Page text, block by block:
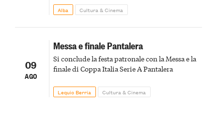
Alba Cultura & Cinema
09
AGO
Messa e finale Pantalera
Si conclude la festa patronale con la Messa e la
finale di Coppa Italia Serie A Pantalera
Lequio Berria Cultura & Cinema